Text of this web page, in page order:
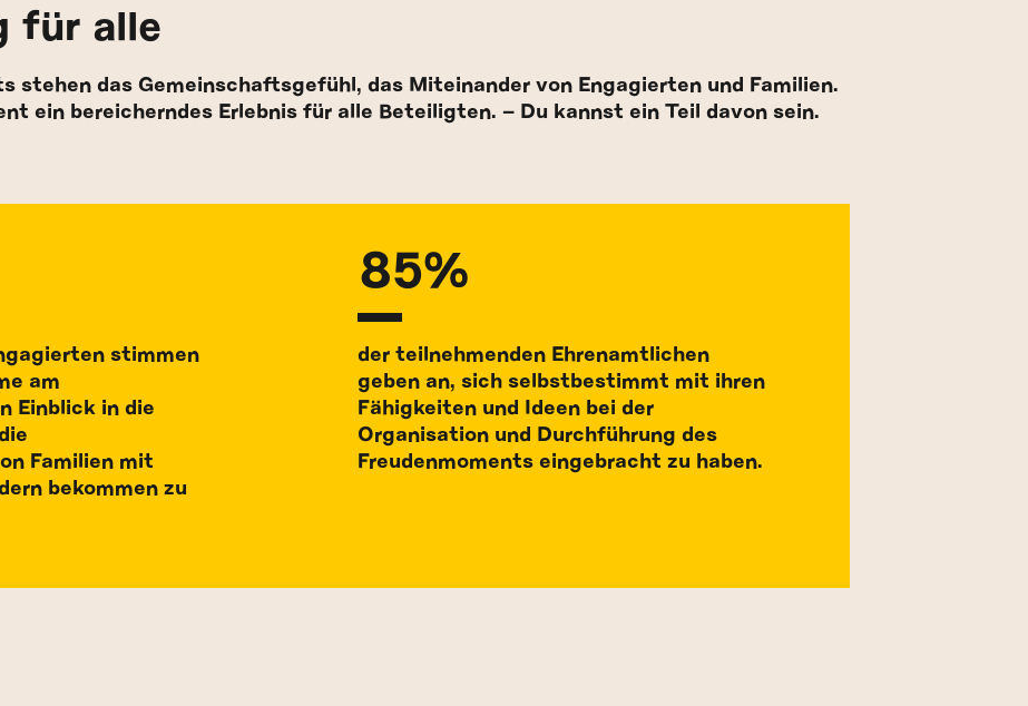
für alle
stehen das Gemeinschaftsgefühl, das Miteinander von Engagierten und Familien.
ein bereicherndes Erlebnis für alle Beteiligten. – Du kannst ein Teil davon sein.
stimmen
am
Einblick in die
Familien mit
bekommen zu
85%
der teilnehmenden Ehrenamtlichen
geben an, sich selbstbestimmt mit ihren
Fähigkeiten und Ideen bei der
Organisation und Durchführung des
Freudenmoments eingebracht zu haben.